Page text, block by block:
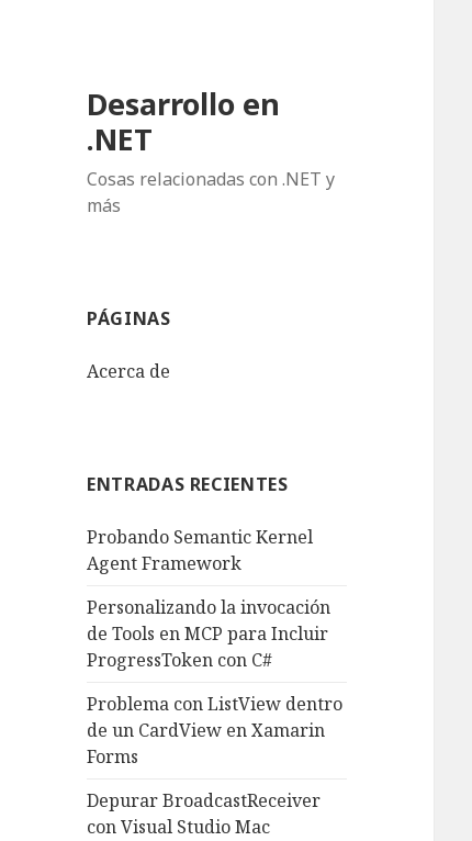
Desarrollo en
.NET
Cosas relacionadas con .NET y
más
PÁGINAS
Acerca de
ENTRADAS RECIENTES
Probando Semantic Kernel
Agent Framework
Personalizando la invocación
de Tools en MCP para Incluir
ProgressToken con C#
Problema con ListView dentro
de un CardView en Xamarin
Forms
Depurar BroadcastReceiver
con Visual Studio Mac